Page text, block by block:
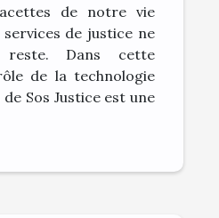
de notre vie
de justice ne
Dans cette
de la technologie
Sos Justice est une